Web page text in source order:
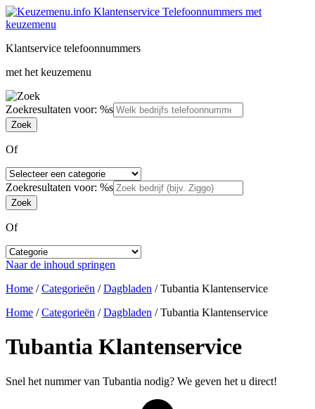
Klantservice telefoonnummers
met het keuzemenu
Zoekresultaten voor: %s
Of
Zoekresultaten voor: %s
Of
Naar de inhoud springen
Home /Categorieën /Dagbladen /Tubantia Klantenservice
Home /Categorieën /Dagbladen /Tubantia Klantenservice
Tubantia Klantenservice
Snel het nummer van Tubantia nodig? We geven het u direct!